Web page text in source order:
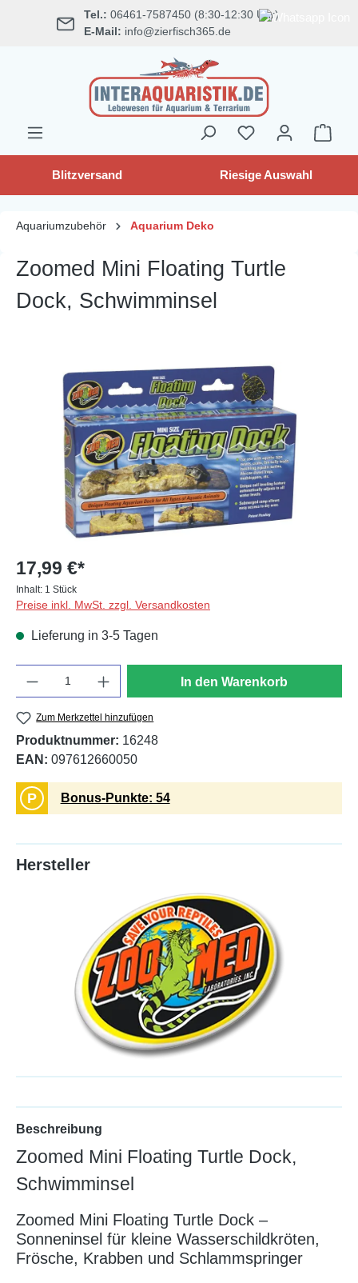
springen Tel.: 06461-7587450 (8:30-12:30 Uhr)
E-Mail: info@zierfisch365.de
Blitzversand Riesige Auswahl
Aquariumzubehör Aquarium Deko
Zoomed Mini Floating Turtle
Dock, Schwimminsel
Bildergalerie überspringen
17,99 €*
Inhalt: 1 Stück
Preise inkl. MwSt. zzgl. Versandkosten
Lieferung in 3-5 Tagen
In den Warenkorb
Zum Merkzettel hinzufügen
Produktnummer: 16248
EAN: 097612660050
P Bonus-Punkte: 54
Hersteller
Beschreibung
Zoomed Mini Floating Turtle Dock,
Schwimminsel
Zoomed Mini Floating Turtle Dock –
Sonneninsel für kleine Wasserschildkröten,
Frösche, Krabben und Schlammspringer